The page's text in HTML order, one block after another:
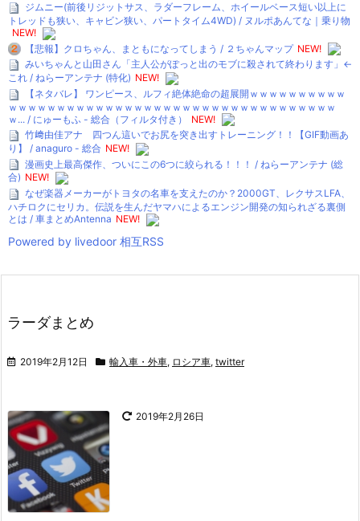
ジムニー(前後リジットサス、ラダーフレーム、ホイールベース短い以上に
トレッドも狭い、キャビン狭い、パートタイム4WD) / ヌルポあんてな｜乗り物
NEW!
【悲報】クロちゃん、まともになってしまう / ２ちゃんマップ NEW!
みいちゃんと山田さん「主人公がぽっと出のモブに殺されて終わります」←
これ / ねらーアンテナ (特化) NEW!
【ネタバレ】 ワンピース、ルフィ絶体絶命の超展開ｗｗｗｗｗｗｗｗｗｗ
ｗｗｗｗｗｗｗｗｗｗｗｗｗｗｗｗｗｗｗｗｗｗｗｗｗｗｗｗｗｗｗｗｗｗ
ｗ... / にゅーもふ - 総合（フィルタ付き）
NEW!
竹﨑由佳アナ 四つん這いでお尻を突き出すトレーニング！！【GIF動画あ
り】 / anaguro - 総合 NEW!
漫画史上最高傑作、ついにこの6つに絞られる！！！ / ねらーアンテナ (総
合) NEW!
なぜ楽器メーカーがトヨタの名車を支えたのか？2000GT、レクサスLFA、
ハチロクにセリカ。伝説を生んだヤマハによるエンジン開発の知られざる裏側
とは / 車まとめAntenna NEW!
Powered by livedoor 相互RSS
ラーダまとめ
2019年2月12日 輸入車・外車, ロシア車, twitter
2019年2月26日